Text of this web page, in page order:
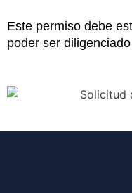
Este permiso debe
poder ser diligenciado